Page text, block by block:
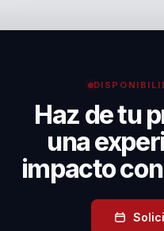
disponibilidad del
Haz de tu
una
impacto